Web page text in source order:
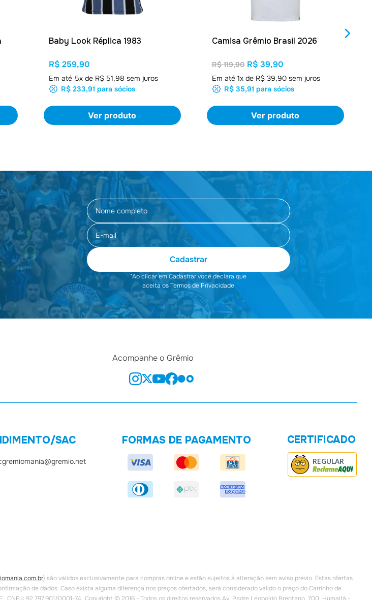
Baby Look Réplica 1983
R$ 259,90
Em até 5x de R$ 51,98 sem juros
R$ 233,91 para sócios
Ver produto
Camisa Grêmio Brasil 2026
R$ 119,90 R$ 39,90
Em até 1x de R$ 39,90sem juros
R$ 35,91 para sócios
Ver produto
Cadastrar
*Ao clicar em Cadastrar você declara que
aceita os Termos de Privacidade
Acompanhe o Grêmio
SAC FORMAS DE PAGAMENTO CERTIFICADO
REGULAR
) são válidos exclusivamente para compras online e estão sujeitos à alteração sem aviso prévio. Estas ofertas
de dados. Caso exista alguma diferença nos preços ofertados, será considerado válido o preço do Carrinho de